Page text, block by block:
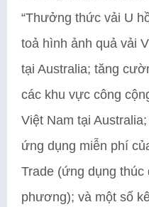
“Thưởng thức vải U
toả hình ảnh quả vải
tại Australia; tăng
các khu vực công
Việt Nam tại
ứng dụng miễn phí
Trade (ứng dụng thúc
phương); và một số